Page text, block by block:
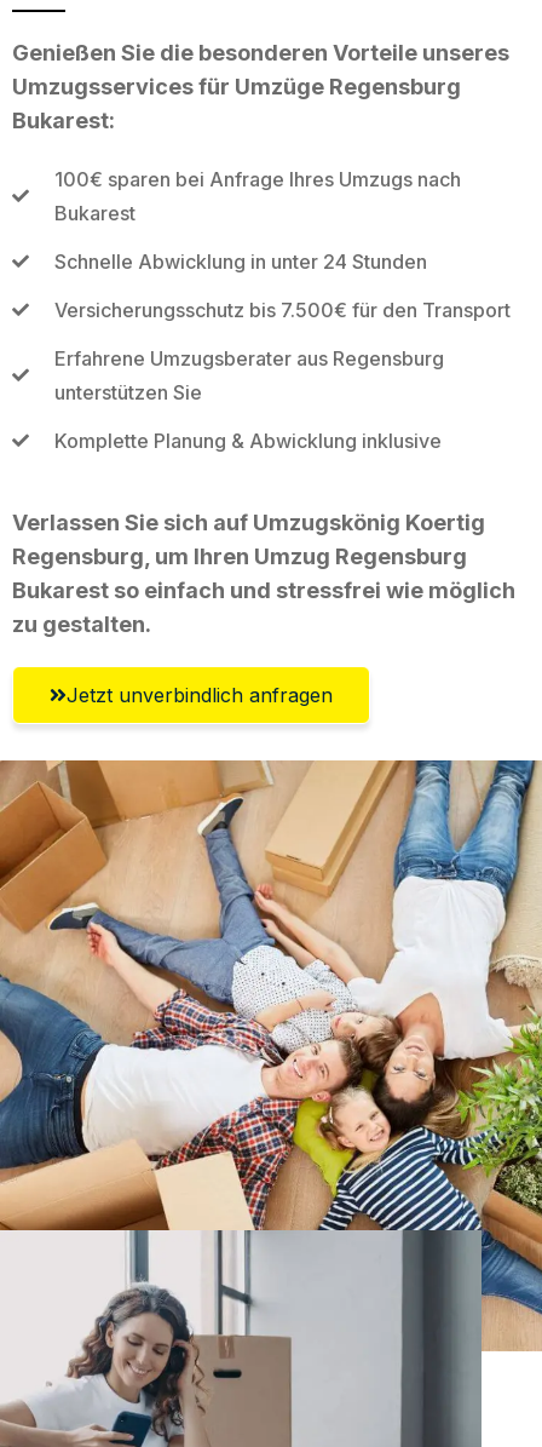
Genießen Sie die besonderen Vorteile unseres
Umzugsservices für Umzüge Regensburg
Bukarest:
100€ sparen bei Anfrage Ihres Umzugs nach
Bukarest
Schnelle Abwicklung in unter 24 Stunden
Versicherungsschutz bis 7.500€ für den Transport
Erfahrene Umzugsberater aus Regensburg
unterstützen Sie
Komplette Planung & Abwicklung inklusive
Verlassen Sie sich auf Umzugskönig Koertig
Regensburg, um Ihren Umzug Regensburg
Bukarest so einfach und stressfrei wie möglich
zu gestalten.
Jetzt unverbindlich anfragen